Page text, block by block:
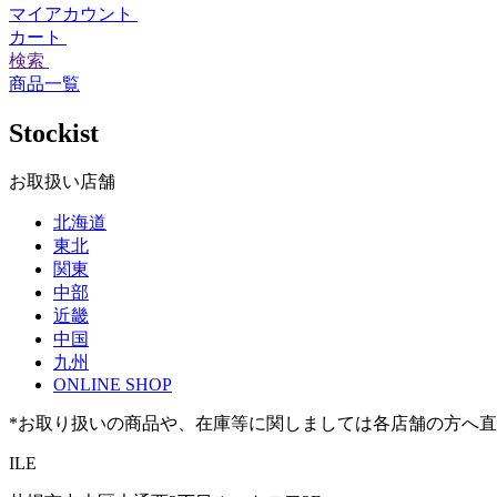
マイアカウント
カート
検索
商品一覧
Stockist
お取扱い店舗
北海道
東北
関東
中部
近畿
中国
九州
ONLINE SHOP
*お取り扱いの商品や、在庫等に関しましては各店舗の方へ直
ILE